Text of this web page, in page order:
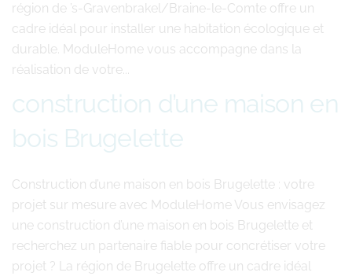
région de ’s-Gravenbrakel/Braine-le-Comte offre un
cadre idéal pour installer une habitation écologique et
durable. ModuleHome vous accompagne dans la
réalisation de votre...
construction d’une maison en
bois Brugelette
Construction d’une maison en bois Brugelette : votre
projet sur mesure avec ModuleHome Vous envisagez
une construction d’une maison en bois Brugelette et
recherchez un partenaire fiable pour concrétiser votre
projet ? La région de Brugelette offre un cadre idéal